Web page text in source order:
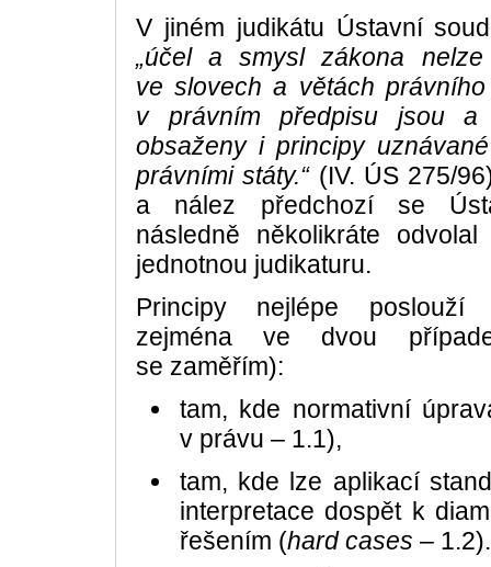
V jiném judikátu Ústavní
„účel a smysl zákona
ve slovech a větách
v právním předpisu jsou
obsaženy i principy
právními státy.“(IV. ÚS 275/
a nález předchozí se
následně několikráte
jednotnou judikaturu.
Principy nejlépe poslouží
zejména ve dvou
se zaměřím):
tam, kde normativní
v právu – 1.1),
tam, kde lze aplikací
interpretace dospět k
řešením (hard cases – 1.2).